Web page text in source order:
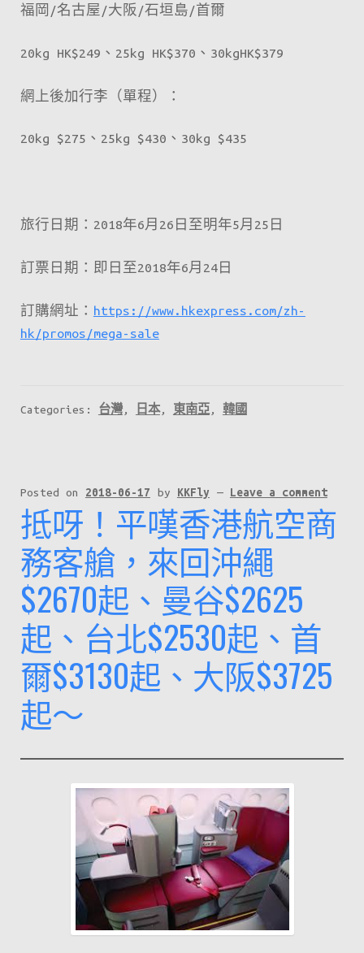
福岡/名古屋/大阪/石垣島/首爾
20kg HK$249、25kg HK$370、30kgHK$379
網上後加行李（單程）：
20kg $275、25kg $430、30kg $435
旅行日期：2018年6月26日至明年5月25日
訂票日期：即日至2018年6月24日
訂購網址： https://www.hkexpress.com/zh-
hk/promos/mega-sale
Categories: 台灣, 日本, 東南亞, 韓國
Posted on 2018-06-17 by KKFly — Leave a comment
抵呀！平嘆香港航空商
務客艙，來回沖繩
$2670起、曼谷$2625
起、台北$2530起、首
爾$3130起、大阪$3725
起～